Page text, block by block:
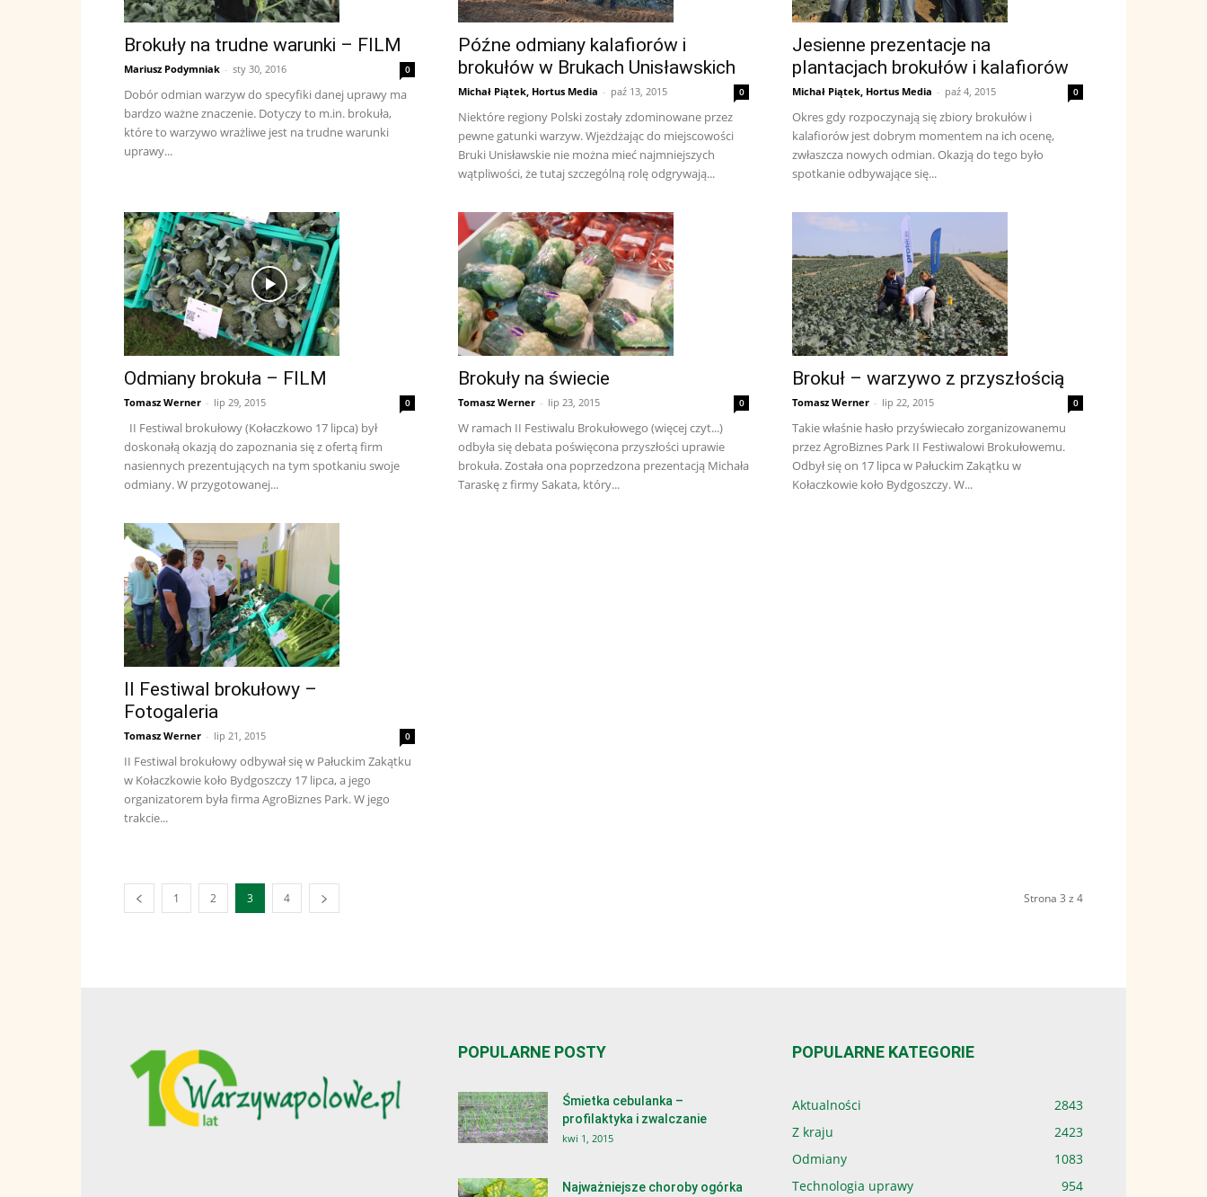
Brokuły na trudne warunki – FILM
Mariusz Podymniak - sty 30, 2016 0
Dobór odmian warzyw do specyfiki danej uprawy ma
bardzo ważne znaczenie. Dotyczy to m.in. brokuła,
które to warzywo wrażliwe jest na trudne warunki
uprawy...
Późne odmiany kalafiorów i
brokułów w Brukach Unisławskich
Michał Piątek, Hortus Media - paź 13, 2015 0
Niektóre regiony Polski zostały zdominowane przez
pewne gatunki warzyw. Wjeżdżając do miejscowości
Bruki Unisławskie nie można mieć najmniejszych
wątpliwości, że tutaj szczególną rolę odgrywają...
Jesienne prezentacje na
plantacjach brokułów i kalafiorów
Michał Piątek, Hortus Media - paź 4, 2015 0
Okres gdy rozpoczynają się zbiory brokułów i
kalafiorów jest dobrym momentem na ich ocenę,
zwłaszcza nowych odmian. Okazją do tego było
spotkanie odbywające się...
Odmiany brokuła – FILM
Tomasz Werner - lip 29, 2015 0
II Festiwal brokułowy (Kołaczkowo 17 lipca) był
doskonałą okazją do zapoznania się z ofertą firm
nasiennych prezentujących na tym spotkaniu swoje
odmiany. W przygotowanej...
Brokuły na świecie
Tomasz Werner - lip 23, 2015 0
W ramach II Festiwalu Brokułowego (więcej czyt...)
odbyła się debata poświęcona przyszłości uprawie
brokuła. Została ona poprzedzona prezentacją Michała
Taraskę z firmy Sakata, który...
Brokuł – warzywo z przyszłością
Tomasz Werner - lip 22, 2015 0
Takie właśnie hasło przyświecało zorganizowanemu
przez AgroBiznes Park II Festiwalowi Brokułowemu.
Odbył się on 17 lipca w Pałuckim Zakątku w
Kołaczkowie koło Bydgoszczy. W...
II Festiwal brokułowy –
Fotogaleria
Tomasz Werner - lip 21, 2015 0
II Festiwal brokułowy odbywał się w Pałuckim Zakątku
w Kołaczkowie koło Bydgoszczy 17 lipca, a jego
organizatorem była firma AgroBiznes Park. W jego
trakcie...
1 2 3 4 Strona 3 z 4
POPULARNE POSTY
Śmietka cebulanka –
profilaktyka i zwalczanie
kwi 1, 2015
Najważniejsze choroby ogórka
POPULARNE KATEGORIE
Aktualności
2843
Z kraju
2423
Odmiany
1083
Technologia uprawy
954